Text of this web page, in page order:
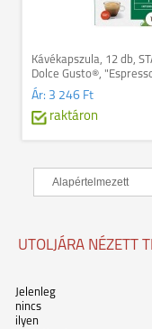
Kávékapszula, 12 db,
Dolce Gusto®,
Ár: 3 246 Ft
raktáron
UTOLJÁRA NÉZETT
Jelenleg
nincs
ilyen